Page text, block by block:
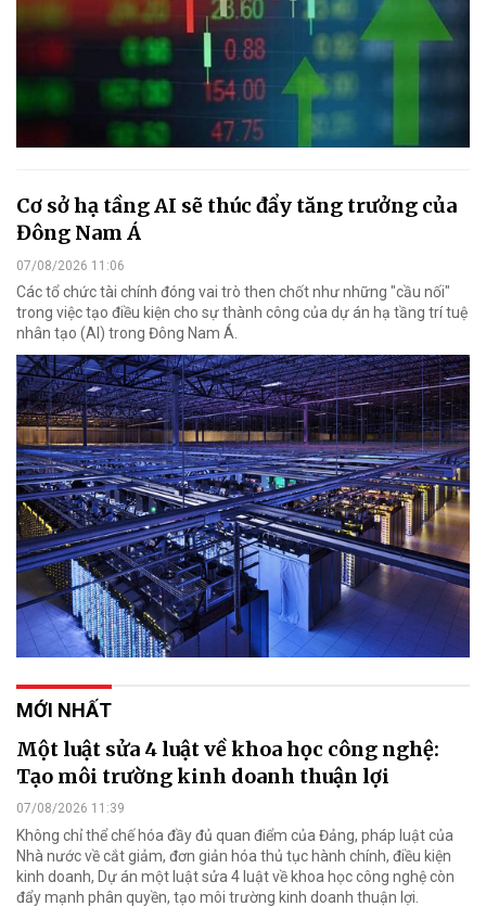
Cơ sở hạ tầng AI sẽ thúc đẩy tăng trưởng của
Đông Nam Á
07/08/2026 11:06
Các tổ chức tài chính đóng vai trò then chốt như những "cầu nối"
trong việc tạo điều kiện cho sự thành công của dự án hạ tầng trí tuệ
nhân tạo (AI) trong Đông Nam Á.
MỚI NHẤT
Một luật sửa 4 luật về khoa học công nghệ:
Tạo môi trường kinh doanh thuận lợi
07/08/2026 11:39
Không chỉ thể chế hóa đầy đủ quan điểm của Đảng, pháp luật của
Nhà nước về cắt giảm, đơn giản hóa thủ tục hành chính, điều kiện
kinh doanh, Dự án một luật sửa 4 luật về khoa học công nghệ còn
đẩy mạnh phân quyền, tạo môi trường kinh doanh thuận lợi.